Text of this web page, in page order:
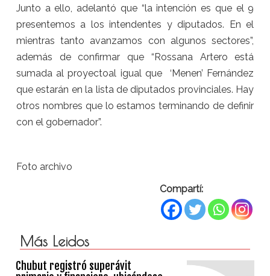
Junto a ello, adelantó que “la intención es que el 9
presentemos a los intendentes y diputados. En el
mientras tanto avanzamos con algunos sectores”,
además de confirmar que “Rossana Artero está
sumada al proyectoal igual que ‘Menen’ Fernández
que estarán en la lista de diputados provinciales. Hay
otros nombres que lo estamos terminando de definir
con el gobernador”.
Foto archivo
Compartí:
Más Leidos
Chubut registró superávit